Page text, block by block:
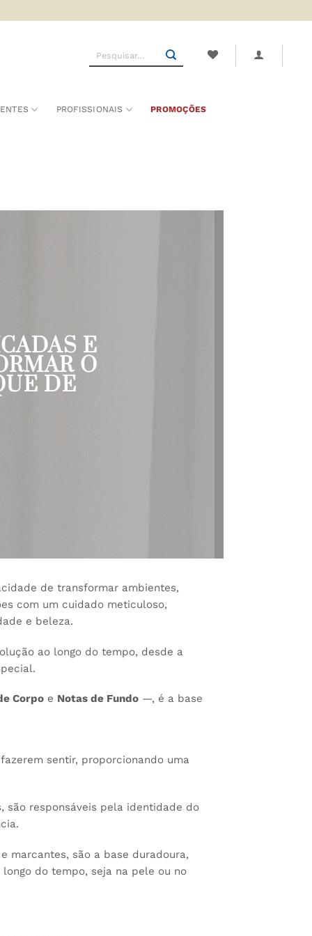
Pesquisar
PROFISSIONAIS PROMOÇÕES
E
O
DE
de transformar ambientes,
com um cuidado meticuloso,
e beleza.
ao longo do tempo, desde a
Corpo e Notas de Fundo —, é a base
sentir, proporcionando uma
são responsáveis pela identidade do
marcantes, são a base duradoura,
do tempo, seja na pele ou no